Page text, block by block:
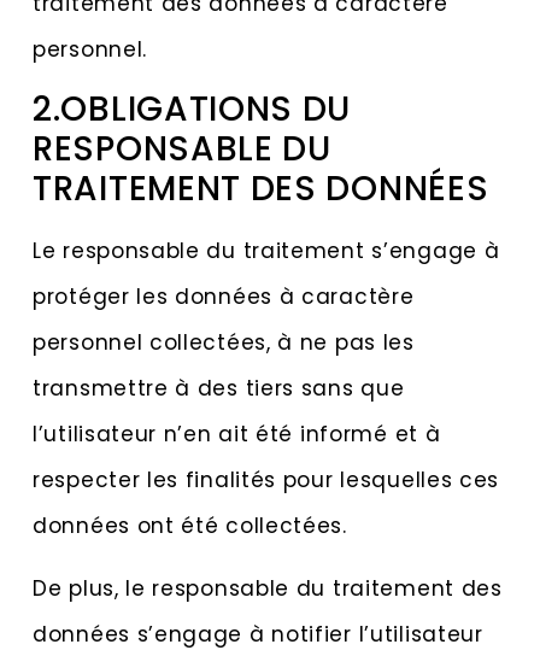
personnel.
2.OBLIGATIONS DU
RESPONSABLE DU
TRAITEMENT DES DONNÉES
Le responsable du traitement s’engage à
protéger les données à caractère
personnel collectées, à ne pas les
transmettre à des tiers sans que
l’utilisateur n’en ait été informé et à
respecter les finalités pour lesquelles ces
données ont été collectées.
De plus, le responsable du traitement des
données s’engage à notifier l’utilisateur